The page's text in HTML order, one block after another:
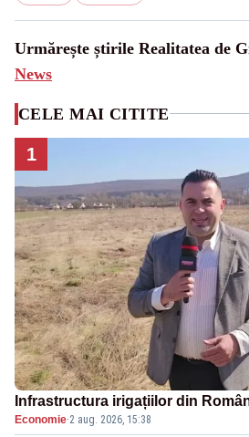
Urmărește știrile Realitatea de
News
CELE MAI CITITE
1
Infrastructura irigațiilor din
Economie·2 aug. 2026, 15:38